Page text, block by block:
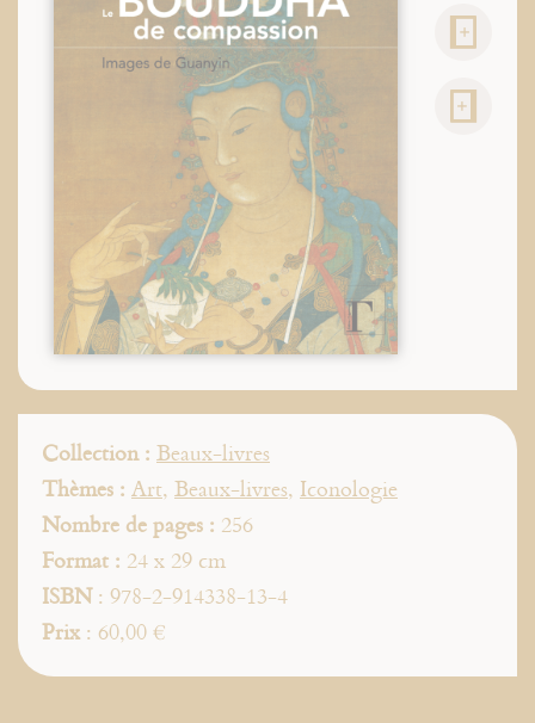
Collection : Beaux-livres
Thèmes : Art, Beaux-livres, Iconologie
Nombre de pages : 256
Format : 24 x 29 cm
ISBN: 978-2-914338-13-4
Prix: 60,00 €